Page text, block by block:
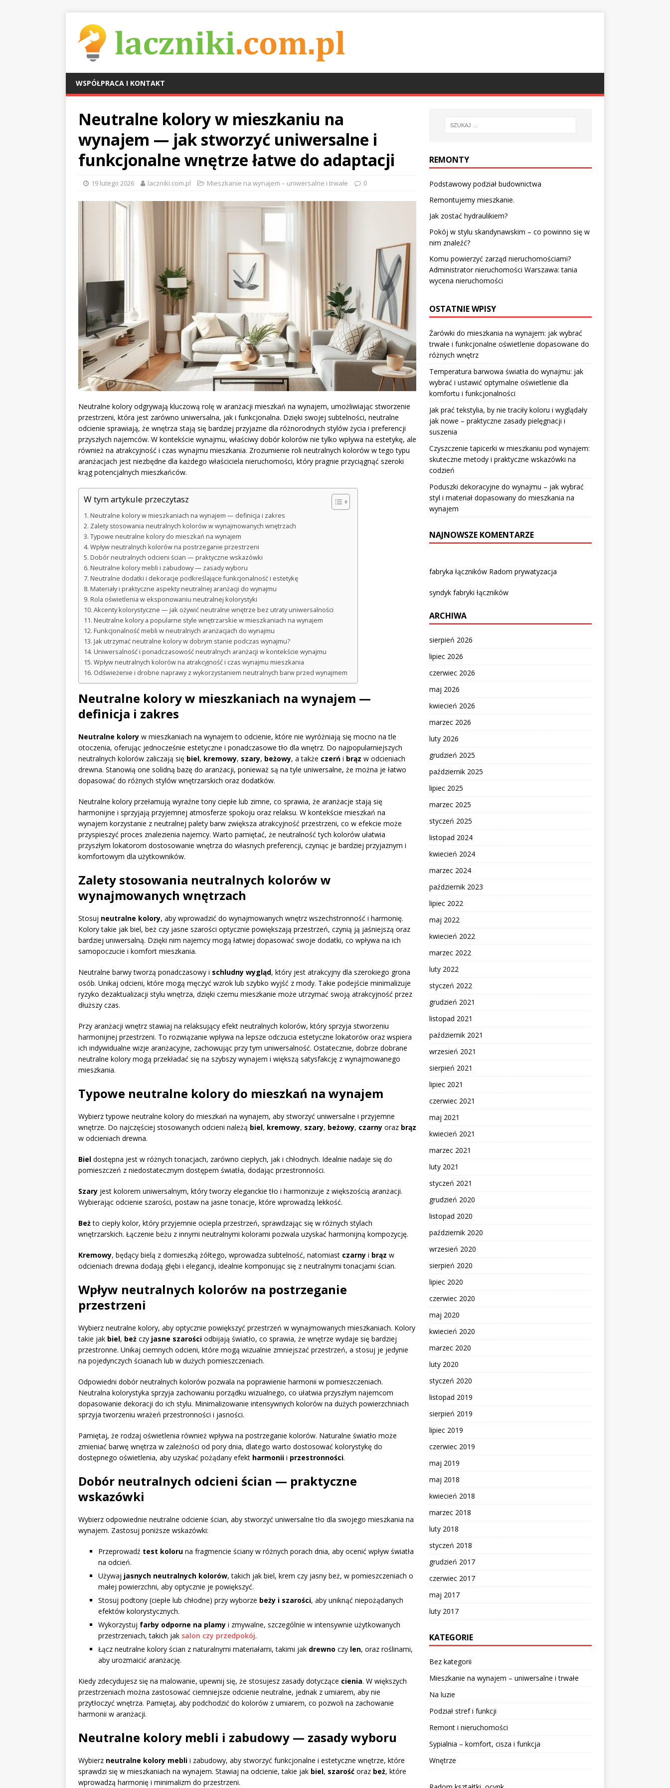
WSPÓŁPRACA I KONTAKT
Neutralne kolory w mieszkaniu na
wynajem — jak stworzyć uniwersalne i
funkcjonalne wnętrze łatwe do adaptacji
19 lutego 2026 laczniki.com.pl Mieszkanie na wynajem – uniwersalne i trwałe 0
Neutralne kolory odgrywają kluczową rolę w aranżacji mieszkań na wynajem, umożliwiając stworzenie
przestrzeni, która jest zarówno uniwersalna, jak i funkcjonalna. Dzięki swojej subtelności, neutralne
odcienie sprawiają, że wnętrza stają się bardziej przyjazne dla różnorodnych stylów życia i preferencji
przyszłych najemców. W kontekście wynajmu, właściwy dobór kolorów nie tylko wpływa na estetykę, ale
również na atrakcyjność i czas wynajmu mieszkania. Zrozumienie roli neutralnych kolorów w tego typu
aranżacjach jest niezbędne dla każdego właściciela nieruchomości, który pragnie przyciągnąć szeroki
krąg potencjalnych mieszkańców.
W tym artykule przeczytasz
Neutralne kolory w mieszkaniach na wynajem — definicja i zakres
Zalety stosowania neutralnych kolorów w wynajmowanych wnętrzach
Typowe neutralne kolory do mieszkań na wynajem
Wpływ neutralnych kolorów na postrzeganie przestrzeni
Dobór neutralnych odcieni ścian — praktyczne wskazówki
Neutralne kolory mebli i zabudowy — zasady wyboru
Neutralne dodatki i dekoracje podkreślające funkcjonalność i estetykę
Materiały i praktyczne aspekty neutralnej aranżacji do wynajmu
Rola oświetlenia w eksponowaniu neutralnej kolorystyki
Akcenty kolorystyczne — jak ożywić neutralne wnętrze bez utraty uniwersalności
Neutralne kolory a popularne style wnętrzarskie w mieszkaniach na wynajem
Funkcjonalność mebli w neutralnych aranżacjach do wynajmu
Jak utrzymać neutralne kolory w dobrym stanie podczas wynajmu?
Uniwersalność i ponadczasowość neutralnych aranżacji w kontekście wynajmu
Wpływ neutralnych kolorów na atrakcyjność i czas wynajmu mieszkania
Odświeżenie i drobne naprawy z wykorzystaniem neutralnych barw przed wynajmem
Neutralne kolory w mieszkaniach na wynajem —
definicja i zakres
Neutralne kolory w mieszkaniach na wynajem to odcienie, które nie wyróżniają się mocno na tle
otoczenia, oferując jednocześnie estetyczne i ponadczasowe tło dla wnętrz. Do najpopularniejszych
neutralnych kolorów zaliczają się biel, kremowy, szary, beżowy, a także czerń i brąz w odcieniach
drewna. Stanowią one solidną bazę do aranżacji, ponieważ są na tyle uniwersalne, że można je łatwo
dopasować do różnych stylów wnętrzarskich oraz dodatków.
Neutralne kolory przełamują wyraźne tony ciepłe lub zimne, co sprawia, że aranżacje stają się
harmonijne i sprzyjają przyjemnej atmosferze spokoju oraz relaksu. W kontekście mieszkań na
wynajem korzystanie z neutralnej palety barw zwiększa atrakcyjność przestrzeni, co w efekcie może
przyspieszyć proces znalezienia najemcy. Warto pamiętać, że neutralność tych kolorów ułatwia
przyszłym lokatorom dostosowanie wnętrza do własnych preferencji, czyniąc je bardziej przyjaznym i
komfortowym dla użytkowników.
Zalety stosowania neutralnych kolorów w
wynajmowanych wnętrzach
Stosuj neutralne kolory, aby wprowadzić do wynajmowanych wnętrz wszechstronność i harmonię.
Kolory takie jak biel, beż czy jasne szarości optycznie powiększają przestrzeń, czynią ją jaśniejszą oraz
bardziej uniwersalną. Dzięki nim najemcy mogą łatwiej dopasować swoje dodatki, co wpływa na ich
samopoczucie i komfort mieszkania.
Neutralne barwy tworzą ponadczasowy i schludny wygląd, który jest atrakcyjny dla szerokiego grona
osób. Unikaj odcieni, które mogą męczyć wzrok lub szybko wyjść z mody. Takie podejście minimalizuje
ryzyko dezaktualizacji stylu wnętrza, dzięki czemu mieszkanie może utrzymać swoją atrakcyjność przez
dłuższy czas.
Przy aranżacji wnętrz stawiaj na relaksujący efekt neutralnych kolorów, który sprzyja stworzeniu
harmonijnej przestrzeni. To rozwiązanie wpływa na lepsze odczucia estetyczne lokatorów oraz wspiera
ich indywidualne wizje aranżacyjne, zachowując przy tym uniwersalność. Ostatecznie, dobrze dobrane
neutralne kolory mogą przekładać się na szybszy wynajem i większą satysfakcję z wynajmowanego
mieszkania.
Typowe neutralne kolory do mieszkań na wynajem
Wybierz typowe neutralne kolory do mieszkań na wynajem, aby stworzyć uniwersalne i przyjemne
wnętrze. Do najczęściej stosowanych odcieni należą biel, kremowy, szary, beżowy, czarny oraz brąz
w odcieniach drewna.
Biel dostępna jest w różnych tonacjach, zarówno ciepłych, jak i chłodnych. Idealnie nadaje się do
pomieszczeń z niedostatecznym dostępem światła, dodając przestronności.
Szary jest kolorem uniwersalnym, który tworzy eleganckie tło i harmonizuje z większością aranżacji.
Wybierając odcienie szarości, postaw na jasne tonacje, które wprowadzą lekkość.
Beżto ciepły kolor, który przyjemnie ociepla przestrzeń, sprawdzając się w różnych stylach
wnętrzarskich. Łączenie beżu z innymi neutralnymi kolorami pozwala uzyskać harmonijną kompozycję.
Kremowy, będący bielą z domieszką żółtego, wprowadza subtelność, natomiast czarny i brąz w
odcieniach drewna dodają głębi i elegancji, idealnie komponując się z neutralnymi tonacjami ścian.
Wpływ neutralnych kolorów na postrzeganie
przestrzeni
Wybierz neutralne kolory, aby optycznie powiększyć przestrzeń w wynajmowanych mieszkaniach. Kolory
takie jak biel, beż czy jasne szarości odbijają światło, co sprawia, że wnętrze wydaje się bardziej
przestronne. Unikaj ciemnych odcieni, które mogą wizualnie zmniejszać przestrzeń, a stosuj je jedynie
na pojedynczych ścianach lub w dużych pomieszczeniach.
Odpowiedni dobór neutralnych kolorów pozwala na poprawienie harmonii w pomieszczeniach.
Neutralna kolorystyka sprzyja zachowaniu porządku wizualnego, co ułatwia przyszłym najemcom
dopasowanie dekoracji do ich stylu. Minimalizowanie intensywnych kolorów na dużych powierzchniach
sprzyja tworzeniu wrażeń przestronności i jasności.
Pamiętaj, że rodzaj oświetlenia również wpływa na postrzeganie kolorów. Naturalne światło może
zmieniać barwę wnętrza w zależności od pory dnia, dlatego warto dostosować kolorystykę do
dostępnego oświetlenia, aby uzyskać pożądany efekt harmonii i przestronności.
Dobór neutralnych odcieni ścian — praktyczne
wskazówki
Wybierz odpowiednie neutralne odcienie ścian, aby stworzyć uniwersalne tło dla swojego mieszkania na
wynajem. Zastosuj poniższe wskazówki:
Przeprowadź test koloru na fragmencie ściany w różnych porach dnia, aby ocenić wpływ światła
na odcień.
Używaj jasnych neutralnych kolorów, takich jak biel, krem czy jasny beż, w pomieszczeniach o
małej powierzchni, aby optycznie je powiększyć.
Stosuj podtony (ciepłe lub chłodne) przy wyborze beży i szarości, aby uniknąć niepożądanych
efektów kolorystycznych.
Wykorzystuj farby odporne na plamy i zmywalne, szczególnie w intensywnie użytkowanych
przestrzeniach, takich jak salon czy przedpokój.
Łącz neutralne kolory ścian z naturalnymi materiałami, takimi jak drewno czy len, oraz roślinami,
aby urozmaicić aranżację.
Kiedy zdecydujesz się na malowanie, upewnij się, że stosujesz zasady dotyczące cienia. W większych
przestrzeniach można zastosować ciemniejsze odcienie neutralne, jednak z umiarem, aby nie
przytłoczyć wnętrza. Pamiętaj, aby podchodzić do kolorów z umiarem, co pozwoli na zachowanie
harmonii w aranżacji.
Neutralne kolory mebli i zabudowy — zasady wyboru
Wybierz neutralne kolory mebli i zabudowy, aby stworzyć funkcjonalne i estetyczne wnętrze, które
sprawdzi się w mieszkaniach na wynajem. Stawiaj na odcienie, takie jak biel, szarość oraz beż, które
wprowadzą harmonię i minimalizm do przestrzeni.
REMONTY
Podstawowy podział budownictwa
Remontujemy mieszkanie.
Jak zostać hydraulikiem?
Pokój w stylu skandynawskim – co powinno się w
nim znaleźć?
Komu powierzyć zarząd nieruchomościami?
Administrator nieruchomości Warszawa: tania
wycena nieruchomości
OSTATNIE WPISY
Żarówki do mieszkania na wynajem: jak wybrać
trwałe i funkcjonalne oświetlenie dopasowane do
różnych wnętrz
Temperatura barwowa światła do wynajmu: jak
wybrać i ustawić optymalne oświetlenie dla
komfortu i funkcjonalności
Jak prać tekstylia, by nie traciły koloru i wyglądały
jak nowe – praktyczne zasady pielęgnacji i
suszenia
Czyszczenie tapicerki w mieszkaniu pod wynajem:
skuteczne metody i praktyczne wskazówki na
codzień
Poduszki dekoracyjne do wynajmu – jak wybrać
styl i materiał dopasowany do mieszkania na
wynajem
NAJNOWSZE KOMENTARZE
fabryka łączników Radom prywatyzacja
syndyk fabryki łączników
ARCHIWA
sierpień 2026
lipiec 2026
czerwiec 2026
maj 2026
kwiecień 2026
marzec 2026
luty 2026
grudzień 2025
październik 2025
lipiec 2025
marzec 2025
styczeń 2025
listopad 2024
kwiecień 2024
marzec 2024
październik 2023
lipiec 2022
maj 2022
kwiecień 2022
marzec 2022
luty 2022
styczeń 2022
grudzień 2021
listopad 2021
październik 2021
wrzesień 2021
sierpień 2021
lipiec 2021
czerwiec 2021
maj 2021
kwiecień 2021
marzec 2021
luty 2021
styczeń 2021
grudzień 2020
listopad 2020
październik 2020
wrzesień 2020
sierpień 2020
lipiec 2020
czerwiec 2020
maj 2020
kwiecień 2020
marzec 2020
luty 2020
styczeń 2020
listopad 2019
sierpień 2019
lipiec 2019
czerwiec 2019
maj 2019
maj 2018
kwiecień 2018
marzec 2018
luty 2018
styczeń 2018
grudzień 2017
czerwiec 2017
maj 2017
luty 2017
KATEGORIE
Bez kategorii
Mieszkanie na wynajem – uniwersalne i trwałe
Na luzie
Podział stref i funkcji
Remont i nieruchomości
Sypialnia – komfort, cisza i funkcja
Wnętrze